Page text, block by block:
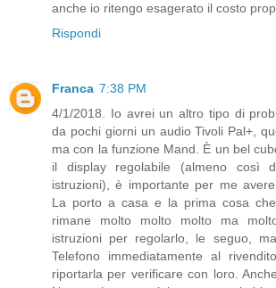
anche io ritengo esagerato il costo
Rispondi
Franca 7:38 PM
4/1/2018. Io avrei un altro tipo di
da pochi giorni un audio Tivoli Pal+,
ma con la funzione Mand. È un bel
il display regolabile (almeno così
istruzioni), è importante per me
La porto a casa e la prima cosa
rimane molto molto molto ma
istruzioni per regolarlo, le seguo,
Telefono immediatamente al
riportarla per verificare con loro.